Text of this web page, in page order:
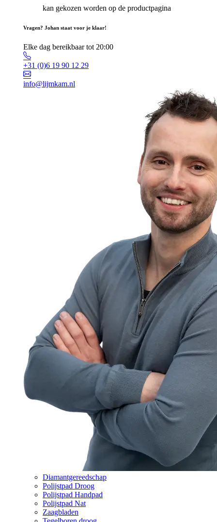
kan gekozen worden op de productpagina
Vragen? Johan staat voor je klaar!
Elke dag bereikbaar tot 20:00
+31 (0)6 19 90 12 29
info@lijmkam.nl
Diamantgereedschap
Polijstpad Droog
Polijstpad Handpad
Polijstpad Nat
Zaagbladen